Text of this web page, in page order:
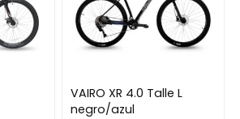
VAIRO XR 4.0 Talle L
negro/azul